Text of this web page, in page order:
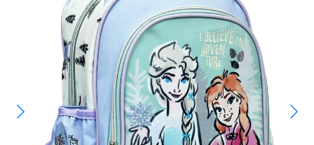
Akcija
Ekspresna dostava
Prednarudžbe
Outlet proizvodi
Dostava i plaćanje